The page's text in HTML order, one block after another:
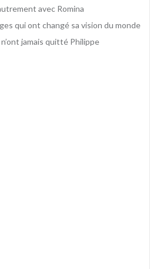
avec Romina
qui ont changé sa vision du monde
jamais quitté Philippe